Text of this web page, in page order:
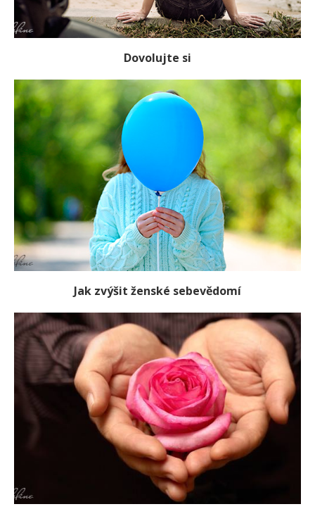
Dovolujte si
Jak zvýšit ženské sebevědomí